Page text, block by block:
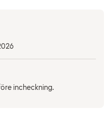
incheckning.